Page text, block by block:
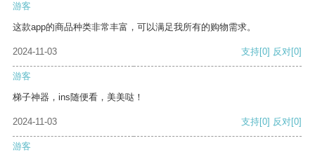
游客
这款app的商品种类非常丰富，可以满足我所有的购物需求。
2024-11-03 支持[0] 反对[0]
游客
梯子神器，ins随便看，美美哒！
2024-11-03 支持[0] 反对[0]
游客